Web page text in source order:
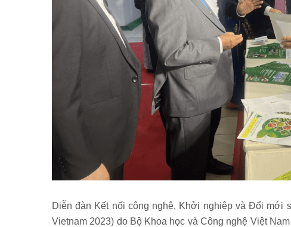
Diễn đàn Kết nối công nghệ, Khởi nghiệp và Đổi mới
Vietnam 2023) do Bộ Khoa học và Công nghệ Việt